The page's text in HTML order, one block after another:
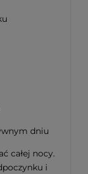
dniu
całej nocy.
i